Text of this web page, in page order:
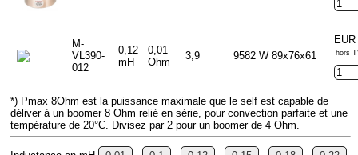
M-
VL390-
012
0,12
mH
0,01
Ohm
3,9 9582 W 89x76x61 hors
*) Pmax 8Ohm est la puissance maximale que le self est capable de
déliver à un boomer 8 Ohm relié en série, pour convection parfaite et une
température de 20°C. Divisez par 2 pour un boomer de 4 Ohm.